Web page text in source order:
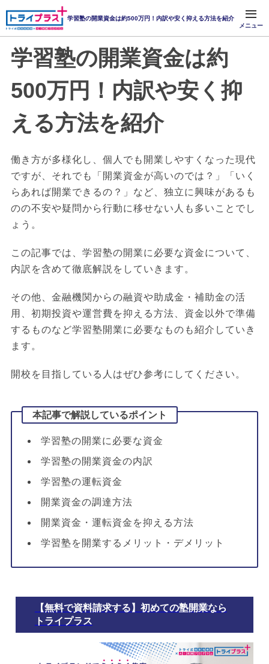
学習塾の開業資金は約500万円！内訳や安く抑える方法を紹介
メニュー
学習塾の開業資金は約
500万円！内訳や安く抑
える方法を紹介
働き方が多様化し、個人でも開業しやすくなった現代
ですが、それでも「開業資金が高いのでは？」「いく
らあれば開業できるの？」など、独立に興味があるも
のの不安や疑問から行動に移せない人も多いことでし
ょう。
この記事では、学習塾の開業に必要な資金について、
内訳を含めて徹底解説をしていきます。
その他、金融機関からの融資や助成金・補助金の活
用、初期投資や運営費を抑える方法、資金以外で準備
するものなど学習塾開業に必要なものも紹介していき
ます。
開校を目指している人はぜひ参考にしてください。
本記事で解説しているポイント
学習塾の開業に必要な資金
学習塾の開業資金の内訳
学習塾の運転資金
開業資金の調達方法
開業資金・運転資金を抑える方法
学習塾を開業するメリット・デメリット
【無料で資料請求する】初めての塾開業なら
トライプラス